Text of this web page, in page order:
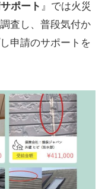
ポート 』では火災
査し、普段気付か
申請のサポートを